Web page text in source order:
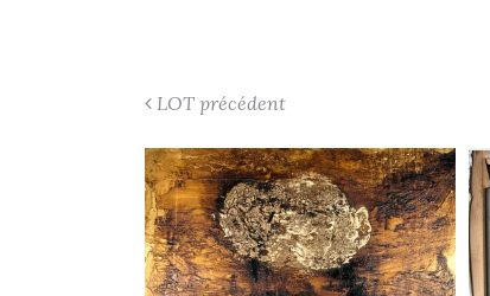
LOT précédent